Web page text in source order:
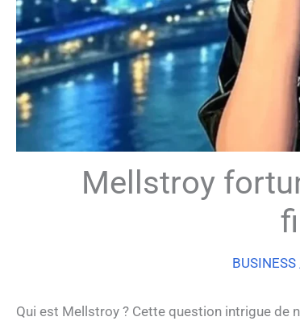
Mellstroy
BUSINESS
Qui est Mellstroy ? Cette question intrigue de